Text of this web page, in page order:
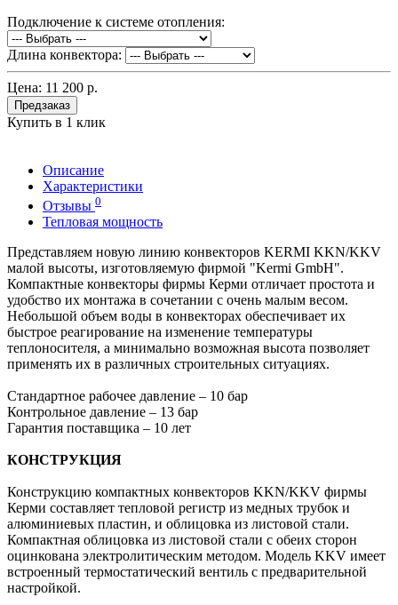
Подключение к системе отопления:
Длина конвектора:
Цена: 11 200 р.
Предзаказ
Купить в 1 клик
Описание
Характеристики
Отзывы 0
Тепловая мощность
Представляем новую линию конвекторов KERMI KKN/KKV
малой высоты, изготовляемую фирмой "Kermi GmbH".
Компактные конвекторы фирмы Керми отличает простота и
удобство их монтажа в сочетании с очень малым весом.
Небольшой объем воды в конвекторах обеспечивает их
быстрое реагирование на изменение температуры
теплоносителя, а минимально возможная высота позволяет
применять их в различных строительных ситуациях.
Стандартное рабочее давление – 10 бар
Контрольное давление – 13 бар
Гарантия поставщика – 10 лет
КОНСТРУКЦИЯ
Конструкцию компактных конвекторов KKN/KKV фирмы
Керми составляет тепловой регистр из медных трубок и
алюминиевых пластин, и облицовка из листовой стали.
Компактная облицовка из листовой стали с обеих сторон
оцинкована электролитическим методом. Модель KKV имеет
встроенный термостатический вентиль с предварительной
настройкой.